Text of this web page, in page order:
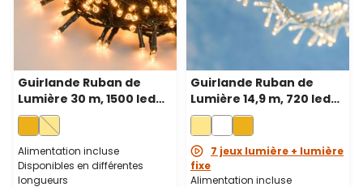
Guirlande Ruban de
Lumière 30 m, 1500 led
blanc chaud
traditionnel, câble vert
Alimentation incluse
Disponibles en différentes
longueurs
Guirlande Ruban de
Lumière 14,9 m, 720 led
blanc chaud, câble
transparent
7 jeux lumière + lumière
fixe
Alimentation incluse